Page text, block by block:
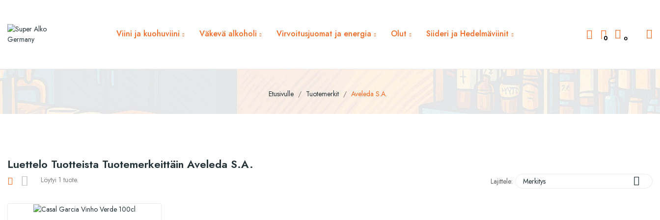
Viini ja kuohuviini Väkevä alkoholi Virvoitusjuomat ja energia Olut Siideri ja Hedelmäviinit 0 0
Etusivulle Tuotemerkit Aveleda S.A.
Luettelo Tuotteista Tuotemerkeittäin Aveleda S.A.
Löytyi 1 tuote. Lajittele: Merkitys 